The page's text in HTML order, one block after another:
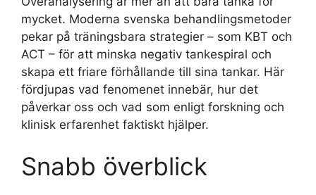
mycket. Moderna svenska behandlingsmetoder
pekar på träningsbara strategier – som KBT och
ACT – för att minska negativ tankespiral och
skapa ett friare förhållande till sina tankar. Här
fördjupas vad fenomenet innebär, hur det
påverkar oss och vad som enligt forskning och
klinisk erfarenhet faktiskt hjälper.
Snabb överblick